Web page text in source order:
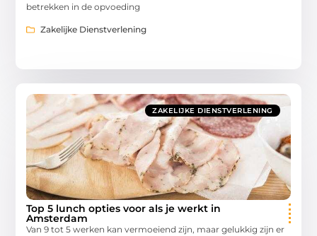
betrekken in de opvoeding
Zakelijke Dienstverlening
ZAKELIJKE DIENSTVERLENING
Top 5 lunch opties voor als je werkt in
Amsterdam
Van 9 tot 5 werken kan vermoeiend zijn, maar gelukkig zijn er